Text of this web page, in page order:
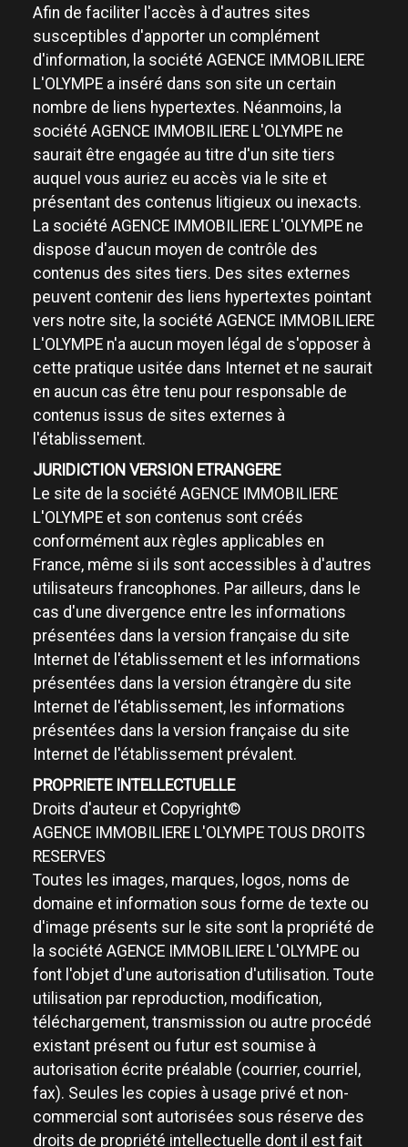
Afin de faciliter l'accès à d'autres sites
susceptibles d'apporter un complément
d'information, la société AGENCE IMMOBILIERE
L'OLYMPE a inséré dans son site un certain
nombre de liens hypertextes. Néanmoins, la
société AGENCE IMMOBILIERE L'OLYMPE ne
saurait être engagée au titre d'un site tiers
auquel vous auriez eu accès via le site et
présentant des contenus litigieux ou inexacts.
La société AGENCE IMMOBILIERE L'OLYMPE ne
dispose d'aucun moyen de contrôle des
contenus des sites tiers. Des sites externes
peuvent contenir des liens hypertextes pointant
vers notre site, la société AGENCE IMMOBILIERE
L'OLYMPE n'a aucun moyen légal de s'opposer à
cette pratique usitée dans Internet et ne saurait
en aucun cas être tenu pour responsable de
contenus issus de sites externes à
l'établissement.
JURIDICTION VERSION ETRANGERE
Le site de la société AGENCE IMMOBILIERE
L'OLYMPE et son contenus sont créés
conformément aux règles applicables en
France, même si ils sont accessibles à d'autres
utilisateurs francophones. Par ailleurs, dans le
cas d'une divergence entre les informations
présentées dans la version française du site
Internet de l'établissement et les informations
présentées dans la version étrangère du site
Internet de l'établissement, les informations
présentées dans la version française du site
Internet de l'établissement prévalent.
PROPRIETE INTELLECTUELLE
Droits d'auteur et Copyright©
AGENCE IMMOBILIERE L'OLYMPE TOUS DROITS
RESERVES
Toutes les images, marques, logos, noms de
domaine et information sous forme de texte ou
d'image présents sur le site sont la propriété de
la société AGENCE IMMOBILIERE L'OLYMPE ou
font l'objet d'une autorisation d'utilisation. Toute
utilisation par reproduction, modification,
téléchargement, transmission ou autre procédé
existant présent ou futur est soumise à
autorisation écrite préalable (courrier, courriel,
fax). Seules les copies à usage privé et non-
commercial sont autorisées sous réserve des
droits de propriété intellectuelle dont il est fait